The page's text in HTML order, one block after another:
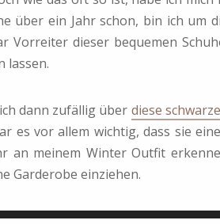
über ein Jahr schon, bin ich um
Vorreiter dieser bequemen
lassen.
dann zufällig über diese
es vor allem wichtig, dass sie
an meinem Winter Outfit
Garderobe einziehen.